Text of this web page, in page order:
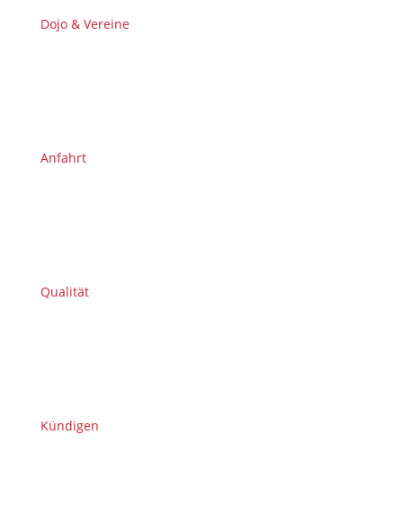
Dojo & Vereine
Anfahrt
Qualität
Kündigen